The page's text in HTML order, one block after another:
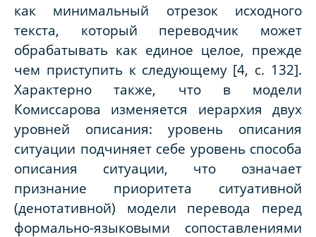
как минимальный отрезок исходного
текста, который переводчик может
обрабатывать как единое целое, прежде
чем приступить к следующему [4, с. 132].
Характерно также, что в модели
Комиссарова изменяется иерархия двух
уровней описания: уровень описания
ситуации подчиняет себе уровень способа
описания ситуации, что означает
признание приоритета ситуативной
(денотативной) модели перевода перед
формально-языковыми сопоставлениями